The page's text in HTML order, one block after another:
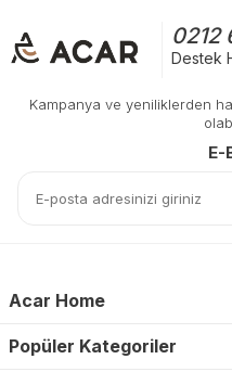
0212
Destek
Kampanya ve yeniliklerden
E-
Acar Home
Popüler Kategoriler